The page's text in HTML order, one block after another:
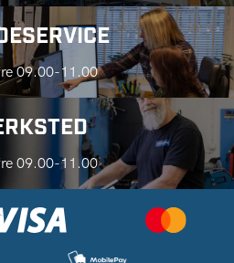
09.00-11.00
09.00-11.00